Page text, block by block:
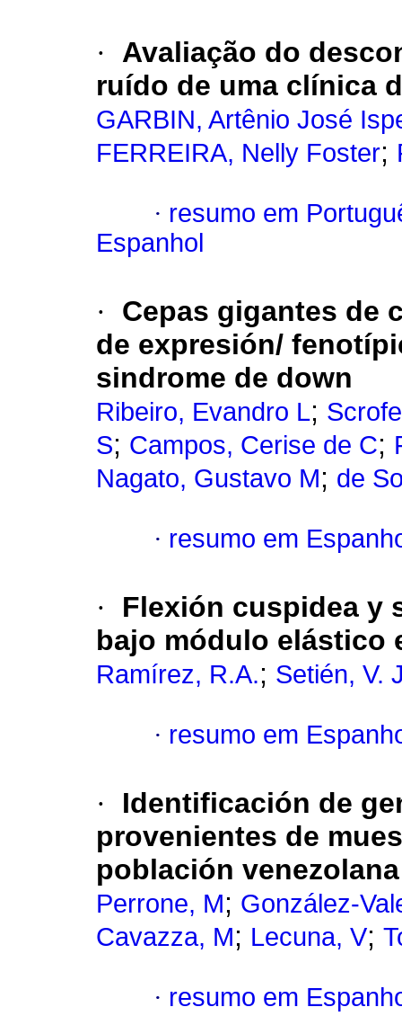
·
Avaliação do
ruído de uma clínica
GARBIN, Artênio José
FERREIRA, Nelly Foster;
· resumo em
Espanhol
·
Cepas gigantes de
de expresión/
sindrome de down
Ribeiro, Evandro L;
S; Campos, Cerise de C;
Nagato, Gustavo M; de
· resumo em
·
Flexión cuspidea y
bajo módulo elástico
Ramírez, R.A.; Setién, V.
· resumo em
·
Identificación de
provenientes de
población venezolana
Perrone, M; González-
Cavazza, M; Lecuna, V;
· resumo em